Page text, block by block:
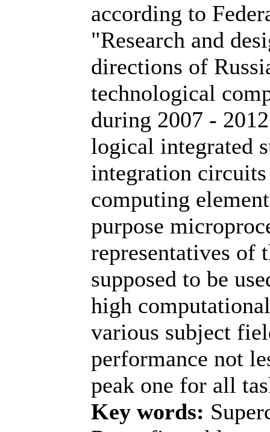
according to
"Research and
directions of
technological
during 2007 -
logical integrated
integration circuits
computing
purpose
representatives of
supposed to be
high
various subject
performance not
peak one for all
Key words: